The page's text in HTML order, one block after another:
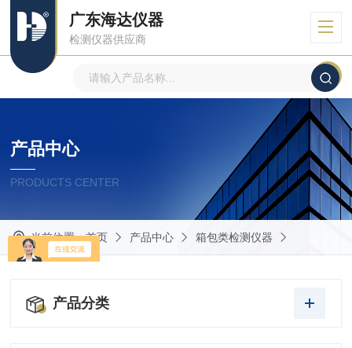
广东海达仪器
检测仪器供应商
产品中心
PRODUCTS CENTER
当前位置：首页 产品中心 箱包类检测仪器
产品分类